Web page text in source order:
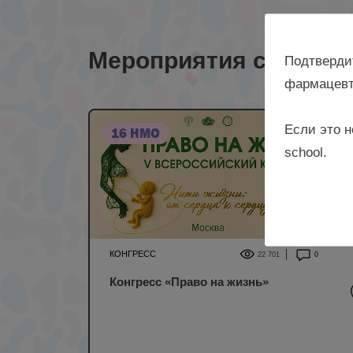
Мероприятия с
16 НМО
КОНГРЕСС 22 701 0
Конгресс «Право на жизнь»
Если это
school.